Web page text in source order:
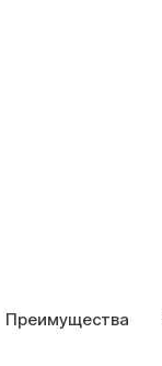
Преимущества